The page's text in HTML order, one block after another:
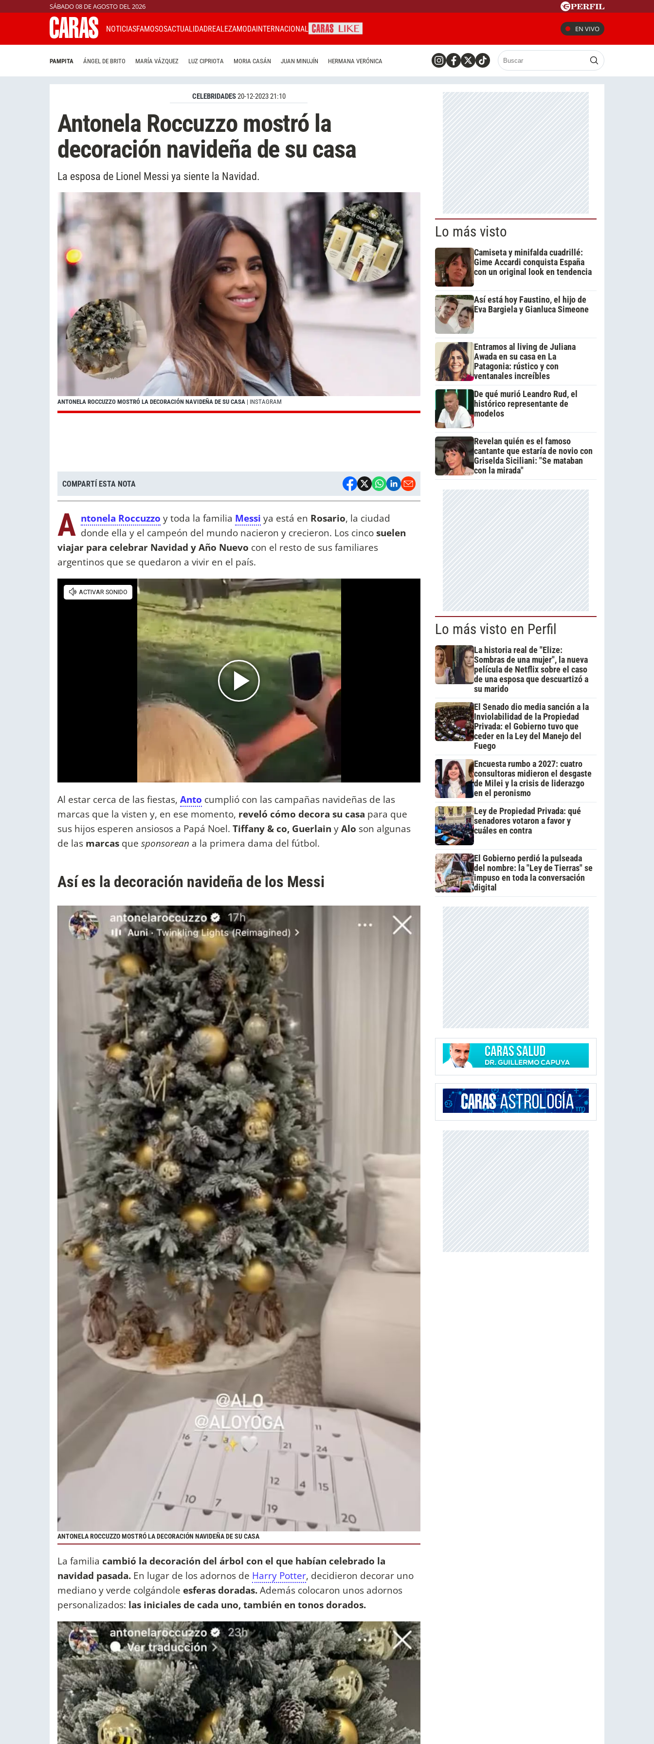
SÁBADO 08 DE AGOSTO DEL 2026
NOTICIASFAMOSOSACTUALIDADREALEZAMODAINTERNACIONAL EN VIVO
PAMPITA ÁNGEL DE BRITO MARÍA VÁZQUEZ LUZ CIPRIOTA MORIA CASÁN JUAN MINUJÍN HERMANA VERÓNICA
CELEBRIDADES20-12-2023 21:10
Antonela Roccuzzo mostró la
decoración navideña de su casa
La esposa de Lionel Messi ya siente la Navidad.
ANTONELA ROCCUZZO MOSTRÓ LA DECORACIÓN NAVIDEÑA DE SU CASA | INSTAGRAM
COMPARTÍ ESTA NOTA
A ntonela Roccuzzo y toda la familia Messi ya está en Rosario, la ciudad
donde ella y el campeón del mundo nacieron y crecieron. Los cincosuelen
viajar para celebrar Navidad y Año Nuevo con el resto de sus familiares
argentinos que se quedaron a vivir en el país.
Al estar cerca de las fiestas, Anto cumplió con las campañas navideñas de las
marcas que la visten y, en ese momento, reveló cómo decora su casa para que
sus hijos esperen ansiosos a Papá Noel. Tiffany & co, Guerlain yAlo son algunas
de las marcas que sponsorean a la primera dama del fútbol.
Así es la decoración navideña de los Messi
ANTONELA ROCCUZZO MOSTRÓ LA DECORACIÓN NAVIDEÑA DE SU CASA
La familia cambió la decoración del árbol con el que habían celebrado la
navidad pasada. En lugar de los adornos de Harry Potter, decidieron decorar uno
mediano y verde colgándole esferas doradas.Además colocaron unos adornos
personalizados: las iniciales de cada uno, también en tonos dorados.
Lo más visto
Camiseta y minifalda cuadrillé:
Gime Accardi conquista España
con un original look en tendencia
Así está hoy Faustino, el hijo de
Eva Bargiela y Gianluca Simeone
Entramos al living de Juliana
Awada en su casa en La
Patagonia: rústico y con
ventanales increíbles
De qué murió Leandro Rud, el
histórico representante de
modelos
Revelan quién es el famoso
cantante que estaría de novio con
Griselda Siciliani: "Se mataban
con la mirada"
Lo más visto en Perfil
La historia real de "Elize:
Sombras de una mujer", la nueva
película de Netflix sobre el caso
de una esposa que descuartizó a
su marido
El Senado dio media sanción a la
Inviolabilidad de la Propiedad
Privada: el Gobierno tuvo que
ceder en la Ley del Manejo del
Fuego
Encuesta rumbo a 2027: cuatro
consultoras midieron el desgaste
de Milei y la crisis de liderazgo
en el peronismo
Ley de Propiedad Privada: qué
senadores votaron a favor y
cuáles en contra
El Gobierno perdió la pulseada
del nombre: la "Ley de Tierras" se
impuso en toda la conversación
digital